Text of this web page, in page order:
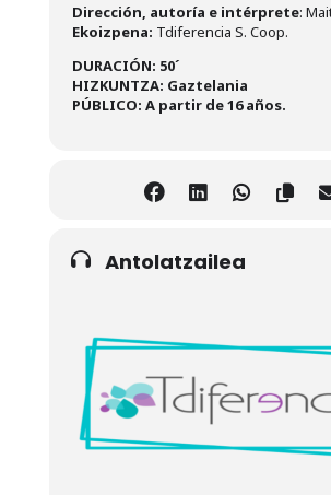
Dirección, autoría e intérprete:
Ekoizpena: Tdiferencia S. Coop.
DURACIÓN: 50´
HIZKUNTZA: Gaztelania
PÚBLICO: A partir de 16 años.
Antolatzailea